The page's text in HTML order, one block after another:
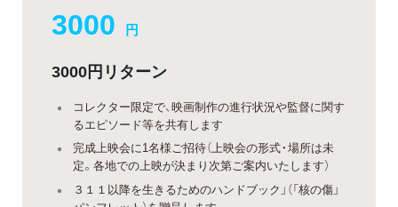
3000 円
3000円リターン
コレクター限定で、映画制作の進行状況や監督に関す
るエピソード等を共有します
完成上映会に1名様ご招待（上映会の形式・場所は未
定。各地での上映が決まり次第ご案内いたします）
３１１以降を生きるためのハンドブック」（「核の傷」